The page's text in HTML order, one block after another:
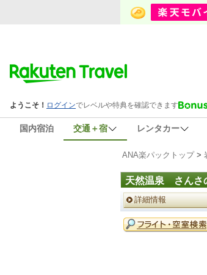
国内宿泊 交通＋宿 レンタカー
ANA楽パックトップ>
天然温泉 さんさ
ペ
ー
ジ
メ
ニ
詳細情報
予
約